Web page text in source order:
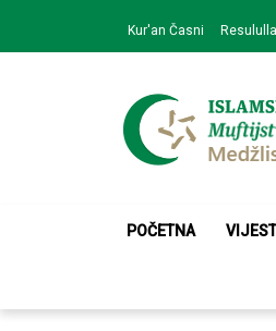
navigation
content
Kur'an Časni
POČETNA